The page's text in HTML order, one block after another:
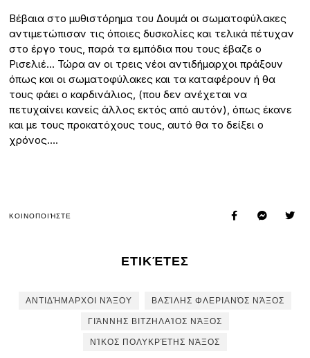
Βέβαια στο μυθιστόρημα του Δουμά οι σωματοφύλακες
αντιμετώπισαν τις όποιες δυσκολίες και τελικά πέτυχαν
στο έργο τους, παρά τα εμπόδια που τους έβαζε ο
Ρισελιέ… Τώρα αν οι τρεις νέοι αντιδήμαρχοι πράξουν
όπως και οι σωματοφύλακες και τα καταφέρουν ή θα
τους φάει ο καρδινάλιος, (που δεν ανέχεται να
πετυχαίνει κανείς άλλος εκτός από αυτόν), όπως έκανε
και με τους προκατόχους τους, αυτό θα το δείξει ο
χρόνος….
ΚΟΙΝΟΠΟΙΉΣΤΕ
ΕΤΙΚΈΤΕΣ
ΑΝΤΙΔΉΜΑΡΧΟΙ ΝΆΞΟΥ
ΒΑΣΊΛΗΣ ΦΛΕΡΙΑΝΌΣ ΝΆΞΟΣ
ΓΙΆΝΝΗΣ ΒΙΤΖΗΛΑΊΟΣ ΝΆΞΟΣ
ΝΊΚΟΣ ΠΟΛΥΚΡΈΤΗΣ ΝΆΞΟΣ